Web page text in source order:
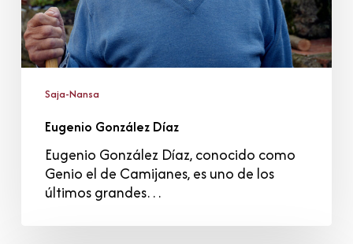
Saja-Nansa
Eugenio González Díaz
Eugenio González Díaz, conocido como
Genio el de Camijanes, es uno de los
últimos grandes…